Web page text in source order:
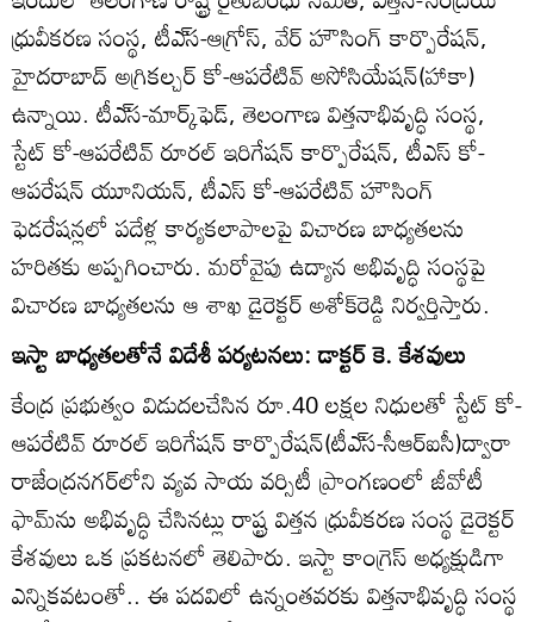
ధ్రువీకరణ సంస్థ, టీఎ్‌స-ఆగ్రోస్‌, వేర్‌ హౌసింగ్‌ కార్పొరేషన్‌,
హైదరాబాద్‌ అగ్రికల్చర్‌ కో-ఆపరేటివ్‌ అసోసియేషన్‌(హాకా)
ఉన్నాయి. టీఎ్‌స-మార్క్‌ఫెడ్‌, తెలంగాణ విత్తనాభివృద్ధి సంస్థ,
స్టేట్‌ కో-ఆపరేటివ్‌ రూరల్‌ ఇరిగేషన్‌ కార్పొరేషన్‌, టీఎస్‌ కో-
ఆపరేషన్‌ యూనియన్‌, టీఎస్‌ కో-ఆపరేటివ్‌ హౌసింగ్‌
ఫెడరేషన్లలో పదేళ్ల కార్యకలాపాలపై విచారణ బాధ్యతలను
హరితకు అప్పగించారు. మరోవైపు ఉద్యాన అభివృద్ధి సంస్థపై
విచారణ బాధ్యతలను ఆ శాఖ డైరెక్టర్‌ అశోక్‌రెడ్డి నిర్వర్తిస్తారు.
ఇస్టా బాధ్యతలతోనే విదేశీ పర్యటనలు: డాక్టర్‌ కె. కేశవులు
కేంద్ర ప్రభుత్వం విడుదలచేసిన రూ.40 లక్షల నిధులతో స్టేట్‌ కో-
ఆపరేటివ్‌ రూరల్‌ ఇరిగేషన్‌ కార్పొరేషన్‌(టీఎ్‌స-సీఆర్‌ఐసీ)ద్వారా
రాజేంద్రనగర్‌లోని వ్యవ సాయ వర్సిటీ ప్రాంగణంలో జీవోటీ
ఫామ్‌ను అభివృద్ధి చేసినట్లు రాష్ట్ర విత్తన ధ్రువీకరణ సంస్థ డైరెక్టర్‌
కేశవులు ఒక ప్రకటనలో తెలిపారు. ఇస్టా కాంగ్రెస్‌ అధ్యక్షుడిగా
ఎన్నికవటంతో.. ఈ పదవిలో ఉన్నంతవరకు విత్తనాభివృద్ధి సంస్థ